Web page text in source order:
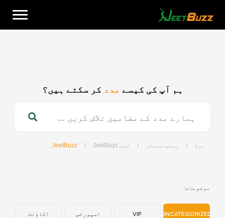
اردو
ہم آپ کی کیسے مدد کر سکتے ہیں؟
ہوم / ہیلپ سینٹر / ٹپس JeetBuzz /
موضوعات:
UNCATEGORIZED
VIP اسپورٹس اکاؤنٹ